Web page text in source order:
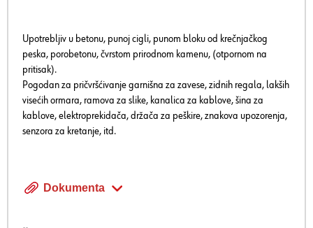
Upotrebljiv u betonu, punoj cigli, punom bloku od krečnjačkog
peska, porobetonu, čvrstom prirodnom kamenu, (otpornom na
pritisak).
Pogodan za pričvršćivanje garnišna za zavese, zidnih regala, lakših
visećih ormara, ramova za slike, kanalica za kablove, šina za
kablove, elektroprekidača, držača za peškire, znakova upozorenja,
senzora za kretanje, itd.
Dokumenta